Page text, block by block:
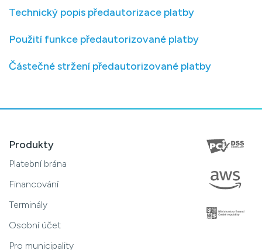
Technický popis předautorizace platby
Použití funkce předautorizované platby
Částečné stržení předautorizované platby
Produkty
Platební brána
Financování
Terminály
Osobní účet
Pro municipality